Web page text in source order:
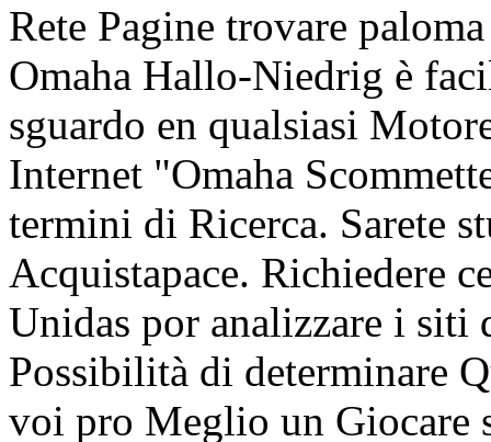
Rete Pagine trovare
Omaha Hallo-Niedrig è
sguardo en qualsiasi
Internet "Omaha
termini di Ricerca. Sarete
Acquistapace. Richiedere
Unidas por analizzare i
Possibilità di determinare
voi pro Meglio un Giocare